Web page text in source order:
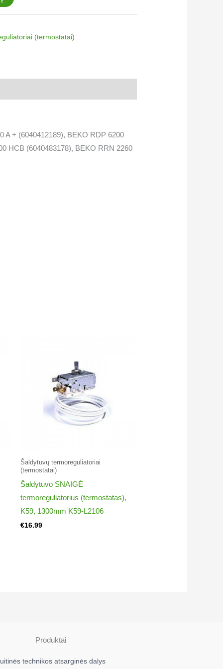
(termostatai)
A + (6040412189), BEKO RDP 6200
HCB (6040483178), BEKO RRN 2260
Šaldytuvų termoreguliatoriai​
(termostatai)
Šaldytuvo SNAIGĖ
termoreguliatorius (termostatas),
K59, 1300mm K59-L2106
€16.99
Produktai
technikos atsarginės dalys